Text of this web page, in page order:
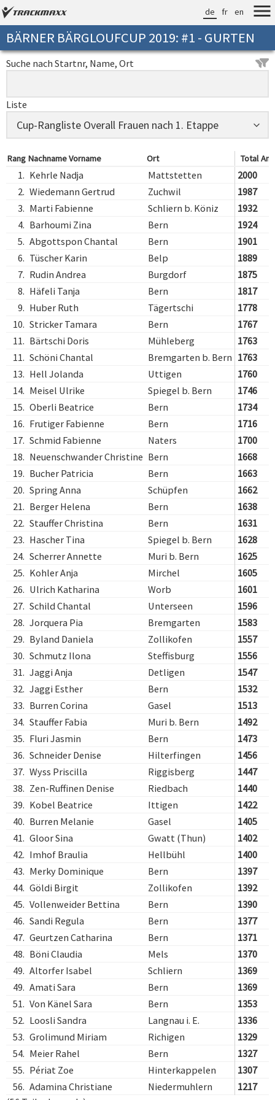
de fr en
BÄRNER BÄRGLOUFCUP 2019: #1 - GURTEN
Suche nach Startnr, Name, Ort
Liste
Rang Nachname Vorname Ort Total
1. Kehrle Nadja Mattstetten
2000
2. Wiedemann Gertrud Zuchwil
1987
3. Marti Fabienne Schliern b. Köniz
1932
4. Barhoumi Zina Bern
1924
5. Abgottspon Chantal Bern
1901
6. Tüscher Karin Belp
1889
7. Rudin Andrea Burgdorf
1875
8. Häfeli Tanja Bern
1817
9. Huber Ruth Tägertschi
1778
10. Stricker Tamara Bern
1767
11. Bärtschi Doris Mühleberg
1763
11. Schöni Chantal Bremgarten b. Bern 1763
13. Hell Jolanda Uttigen
1760
14. Meisel Ulrike Spiegel b. Bern
1746
15. Oberli Beatrice Bern
1734
16. Frutiger Fabienne Bern
1716
17. Schmid Fabienne Naters
1700
18. Neuenschwander Christine Bern
1668
19. Bucher Patricia Bern
1663
20. Spring Anna Schüpfen
1662
21. Berger Helena Bern
1638
22. Stauffer Christina Bern
1631
23. Hascher Tina Spiegel b. Bern
1628
24. Scherrer Annette Muri b. Bern
1625
25. Kohler Anja Mirchel
1605
26. Ulrich Katharina Worb
1601
27. Schild Chantal Unterseen
1596
28. Jorquera Pia Bremgarten
1583
29. Byland Daniela Zollikofen
1557
30. Schmutz Ilona Steffisburg
1556
31. Jaggi Anja Detligen
1547
32. Jaggi Esther Bern
1532
33. Burren Corina Gasel
1513
34. Stauffer Fabia Muri b. Bern
1492
35. Fluri Jasmin Bern
1473
36. Schneider Denise Hilterfingen
1456
37. Wyss Priscilla Riggisberg
1447
38. Zen-Ruffinen Denise Riedbach
1440
39. Kobel Beatrice Ittigen
1422
40. Burren Melanie Gasel
1405
41. Gloor Sina Gwatt (Thun)
1402
42. Imhof Braulia Hellbühl
1400
43. Merky Dominique Bern
1397
44. Göldi Birgit Zollikofen
1392
45. Vollenweider Bettina Bern
1390
46. Sandi Regula Bern
1377
47. Geurtzen Catharina Bern
1371
48. Böni Claudia Mels
1370
49. Altorfer Isabel Schliern
1369
49. Amati Sara Bern
1369
51. Von Känel Sara Bern
1353
52. Loosli Sandra Langnau i. E.
1336
53. Grolimund Miriam Richigen
1329
54. Meier Rahel Bern
1327
55. Périat Zoe Hinterkappelen
1307
56. Adamina Christiane Niedermuhlern
1217